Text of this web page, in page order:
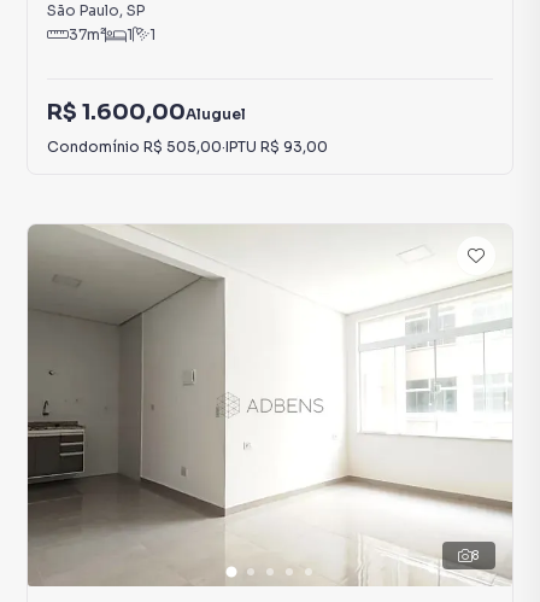
São Paulo, SP
37m² 1 1
R$ 1.600,00Aluguel
Condomínio R$ 505,00·IPTU R$ 93,00
8